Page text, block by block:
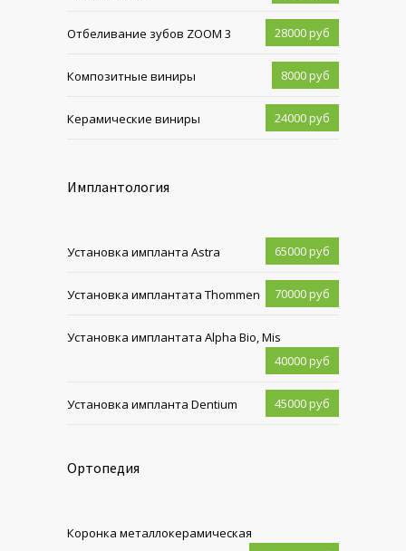
Отбеливание зубов ZOOM 3 28000 руб
Композитные виниры 8000 руб
Керамические виниры 24000 руб
Имплантология
Установка импланта Astra 65000 руб
Установка имплантата Thommen 70000 руб
Установка имплантата Alpha Bio, Mis
40000 руб
Установка импланта Dentium 45000 руб
Ортопедия
Коронка металлокерамическая